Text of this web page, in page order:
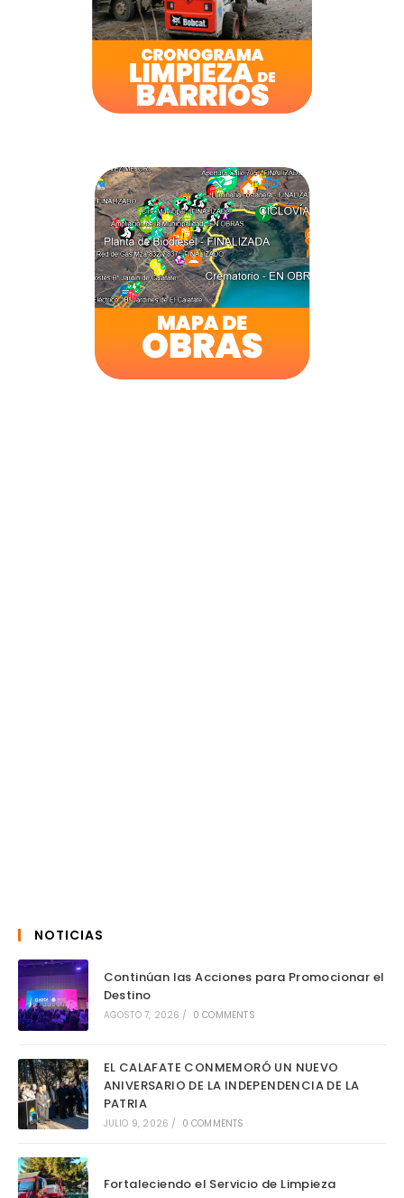
NOTICIAS
Continúan las Acciones para Promocionar el
Destino
AGOSTO 7, 2026 / 0 COMMENTS
EL CALAFATE CONMEMORÓ UN NUEVO
ANIVERSARIO DE LA INDEPENDENCIA DE LA
PATRIA
JULIO 9, 2026 / 0 COMMENTS
Fortaleciendo el Servicio de Limpieza